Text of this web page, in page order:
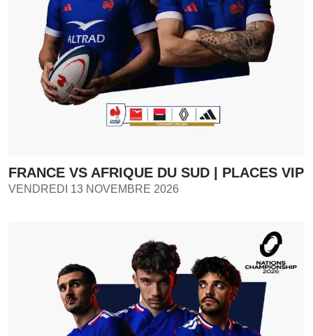
FRANCE VS AFRIQUE DU SUD | PLACES VIP
VENDREDI 13 NOVEMBRE 2026